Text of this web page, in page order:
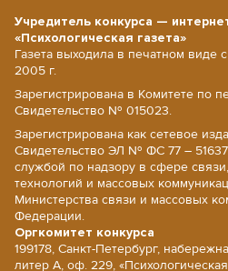
Учредитель конкурса —
«Психологическая газета»
Газета выходила в печатном виде
2005 г.
Зарегистрирована в Комитете по
Свидетельство № 015023.
Зарегистрирована как сетевое
Свидетельство ЭЛ № ФС 77 –
службой по надзору в сфере
технологий и массовых
Министерства связи и массовых
Федерации.
Оргкомитет конкурса
199178, Санкт-Петербург,
литер А, оф. 229, «Психологическая